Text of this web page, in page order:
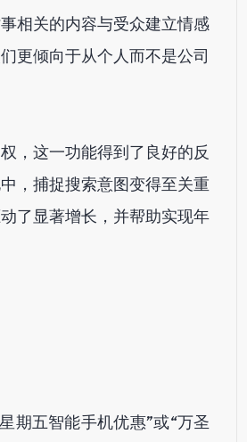
相关的内容与受众建立情感
更倾向于从个人而不是公司
，这一功能得到了良好的反
，捕捉搜索意图变得至关重
了显著增长，并帮助实现年
期五智能手机优惠”或“万圣